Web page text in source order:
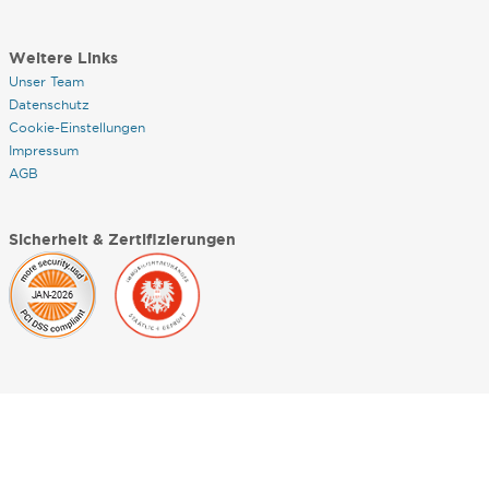
Weitere Links
Unser Team
Datenschutz
Cookie-Einstellungen
Impressum
AGB
Sicherheit & Zertifizierungen